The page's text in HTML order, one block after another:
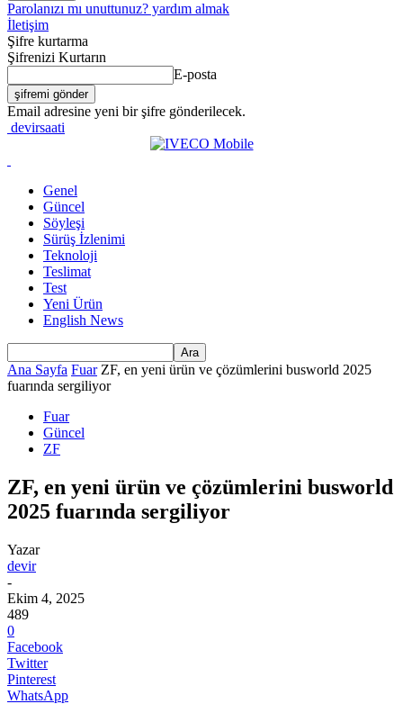
Parolanızı mı unuttunuz? yardım almak
İletişim
Şifre kurtarma
Şifrenizi Kurtarın
E-posta
Email adresine yeni bir şifre gönderilecek.
devirsaati
Genel
Güncel
Söyleşi
Sürüş İzlenimi
Teknoloji
Teslimat
Test
Yeni Ürün
English News
Ana Sayfa Fuar ZF, en yeni ürün ve çözümlerini busworld 2025
fuarında sergiliyor
Fuar
Güncel
ZF
ZF, en yeni ürün ve çözümlerini busworld
2025 fuarında sergiliyor
Yazar
devir
-
Ekim 4, 2025
489
0
Facebook
Twitter
Pinterest
WhatsApp